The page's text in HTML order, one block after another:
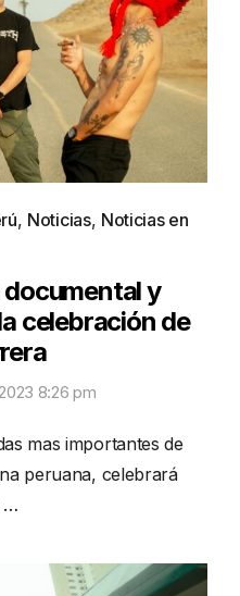
, Noticias, Noticias en
y
celebración de
8:26 pm
mas importantes de
peruana, celebrará
…